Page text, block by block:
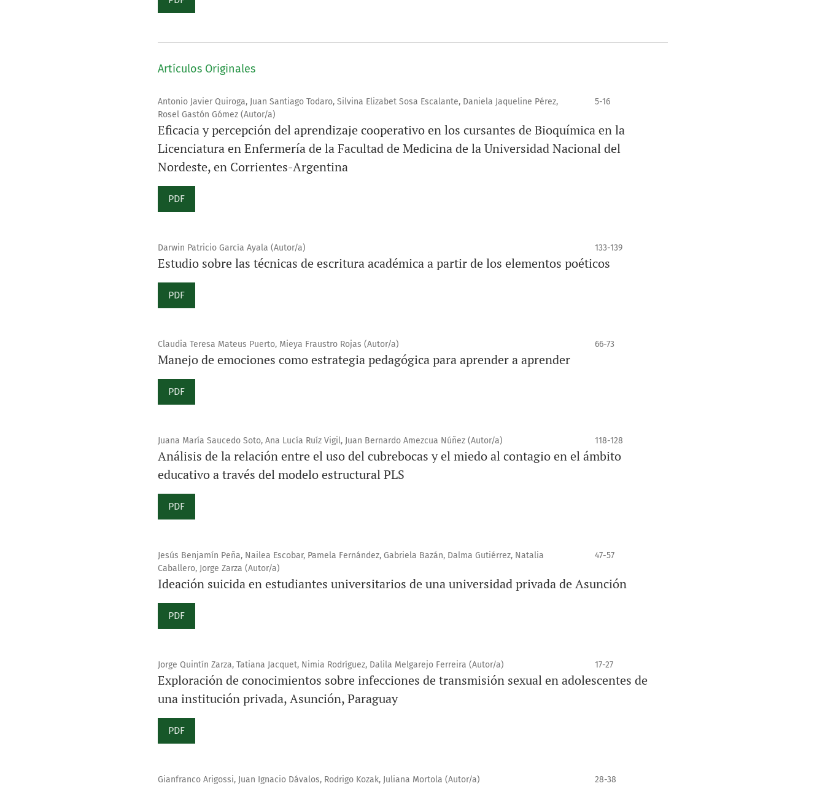
Artículos Originales
Antonio Javier Quiroga, Juan Santiago Todaro, Silvina Elizabet Sosa Escalante, Daniela Jaqueline Pérez,
Rosel Gastón Gómez (Autor/a)
5-16
Eficacia y percepción del aprendizaje cooperativo en los cursantes de Bioquímica en la
Licenciatura en Enfermería de la Facultad de Medicina de la Universidad Nacional del
Nordeste, en Corrientes-Argentina
PDF
Darwin Patricio García Ayala (Autor/a) 133-139
Estudio sobre las técnicas de escritura académica a partir de los elementos poéticos
PDF
Claudia Teresa Mateus Puerto, Mieya Fraustro Rojas (Autor/a) 66-73
Manejo de emociones como estrategia pedagógica para aprender a aprender
PDF
Juana María Saucedo Soto, Ana Lucía Ruíz Vigil, Juan Bernardo Amezcua Núñez (Autor/a) 118-128
Análisis de la relación entre el uso del cubrebocas y el miedo al contagio en el ámbito
educativo a través del modelo estructural PLS
PDF
Jesús Benjamín Peña, Nailea Escobar, Pamela Fernández, Gabriela Bazán, Dalma Gutiérrez, Natalia
Caballero, Jorge Zarza (Autor/a)
47-57
Ideación suicida en estudiantes universitarios de una universidad privada de Asunción
PDF
Jorge Quintín Zarza, Tatiana Jacquet, Nimia Rodríguez, Dalila Melgarejo Ferreira (Autor/a) 17-27
Exploración de conocimientos sobre infecciones de transmisión sexual en adolescentes de
una institución privada, Asunción, Paraguay
PDF
Gianfranco Arigossi, Juan Ignacio Dávalos, Rodrigo Kozak, Juliana Mortola (Autor/a) 28-38